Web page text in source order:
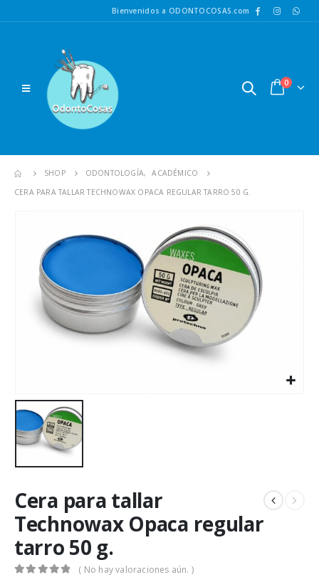
Bienvenidos a ODONTOCOSAS.com
0
SHOP ODONTOLOGÍA,
ACADÉMICO
CERA PARA TALLAR TECHNOWAX OPACA REGULAR TARRO 50 G.
Cera para tallar
Technowax Opaca regular
tarro 50 g.
( No hay valoraciones aún. )